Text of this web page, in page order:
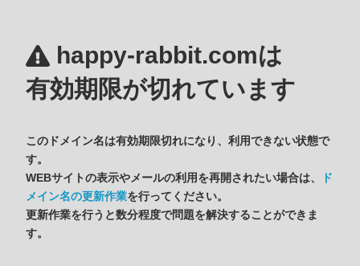
happy-rabbit.comは
有効期限が切れています
このドメイン名は有効期限切れになり、利用できない状態で
す。
WEBサイトの表示やメールの利用を再開されたい場合は、
ド
メイン名の更新作業を行ってください。
更新作業を行うと数分程度で問題を解決することができま
す。